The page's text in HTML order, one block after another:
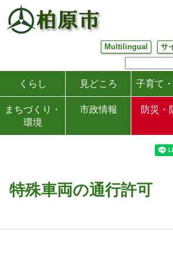
Multilingual サ
くらし 見どころ 子育て
まちづくり・
環境
市政情報 防災・
特殊車両の通行許可